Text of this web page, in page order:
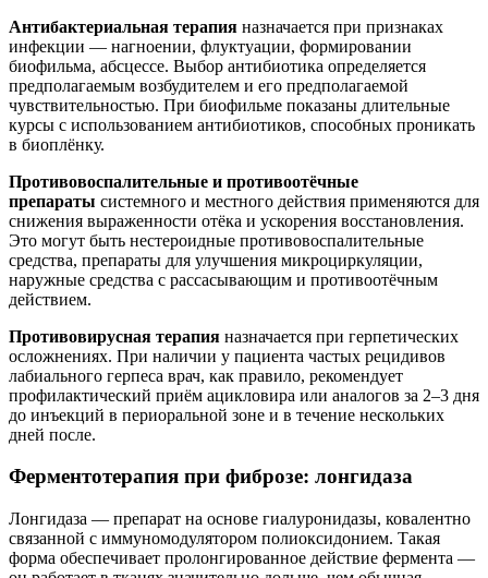
Антибактериальная терапия назначается при признаках
инфекции — нагноении, флуктуации, формировании
биофильма, абсцессе. Выбор антибиотика определяется
предполагаемым возбудителем и его предполагаемой
чувствительностью. При биофильме показаны длительные
курсы с использованием антибиотиков, способных проникать
в биоплёнку.
Противовоспалительные и противоотёчные
препараты системного и местного действия применяются для
снижения выраженности отёка и ускорения восстановления.
Это могут быть нестероидные противовоспалительные
средства, препараты для улучшения микроциркуляции,
наружные средства с рассасывающим и противоотёчным
действием.
Противовирусная терапия назначается при герпетических
осложнениях. При наличии у пациента частых рецидивов
лабиального герпеса врач, как правило, рекомендует
профилактический приём ацикловира или аналогов за 2–3 дня
до инъекций в периоральной зоне и в течение нескольких
дней после.
Ферментотерапия при фиброзе: лонгидаза
Лонгидаза — препарат на основе гиалуронидазы, ковалентно
связанной с иммуномодулятором полиоксидонием. Такая
форма обеспечивает пролонгированное действие фермента —